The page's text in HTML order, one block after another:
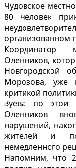
Чудовское
80 человек
организованном
Координатор
Оленников,
Новгородской
Морозова, уже
критикой
Зуева по этой
Оленников
нарушений,
жителей и
немедленного
Напомним, что